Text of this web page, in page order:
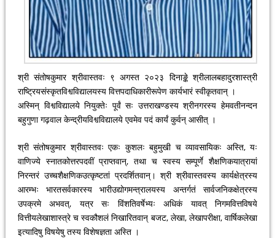
श्री संतोषकुमार श्रीवास्तवः ९ अगस्त २०२३ दिनाङ्के श्रीलालबहादुरशास्त्री
राष्ट्रियसंस्कृतविश्वविद्यालयस्य वित्तपदाधिकारीरूपेण कार्यभारं स्वीकृतवान् ।
अस्मिन् विश्वविद्यालये नियुक्तेः पूर्वं सः उत्तराखण्डस्य श्रीनगरस्य हेमवतीनन्दन
बहुगुणा गढ़वाल केन्द्रीयविश्वविद्यालये एवमेव पदं कार्यं कुर्वन् आसीत् ।
श्री संतोषकुमार श्रीवास्तवः एकः कुशलः बहुमुखी च व्यावसायिकः अस्ति, यः
वाणिज्ये स्नातकोत्तरपदवीं प्राप्तवान्, तथा च स्वस्य सम्पूर्णे शैक्षणिकयात्रायां
निरन्तरं उच्चशैक्षणिकउत्कृष्टतां प्रदर्शितवान्। श्री श्रीवास्तवस्य कार्यक्षेत्रस्य
आरम्भः भारतसर्वकारस्य भारीउद्योगमन्त्रालयस्य अन्तर्गतं सार्वजनिकक्षेत्रस्य
उपक्रमे अभवत्, यत्र सः विंशतिवर्षेभ्यः अधिकं यावत् निगमवित्तविषये
वित्तीयलेखाशास्त्रे च स्वकौशलं निखारितवान् बजट, लेखा, लेखापरीक्षा, वार्षिकलेखा
इत्यादिषु विषयेषु तस्य विशेषज्ञता अस्ति ।